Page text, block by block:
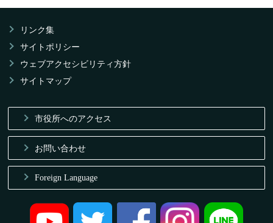
リンク集
サイトポリシー
ウェブアクセシビリティ方針
サイトマップ
市役所へのアクセス
お問い合わせ
Foreign Language